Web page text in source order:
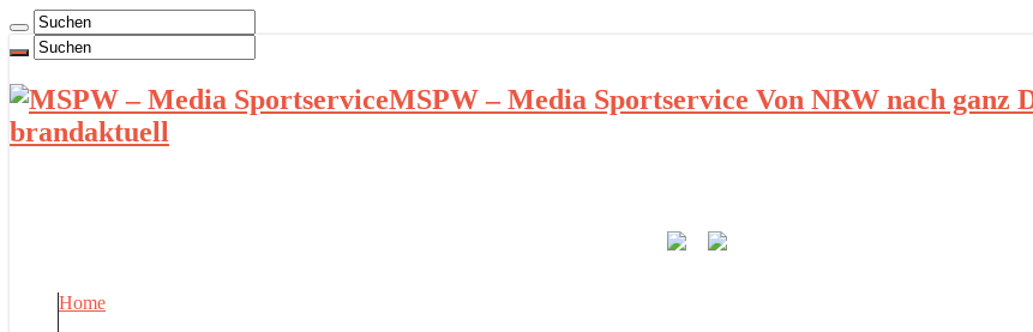
MSPW – Media Sportservice Von NRW nach ganz
brandaktuell
Home